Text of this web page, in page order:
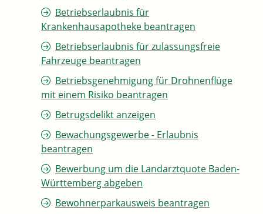
Betriebserlaubnis für
Krankenhausapotheke beantragen
Betriebserlaubnis für zulassungsfreie
Fahrzeuge beantragen
Betriebsgenehmigung für Drohnenflüge
mit einem Risiko beantragen
Betrugsdelikt anzeigen
Bewachungsgewerbe - Erlaubnis
beantragen
Bewerbung um die Landarztquote Baden-
Württemberg abgeben
Bewohnerparkausweis beantragen